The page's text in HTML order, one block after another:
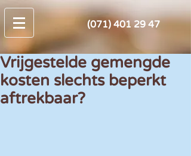
(071) 401 29 47
Vrijgestelde gemengde
kosten slechts beperkt
aftrekbaar?